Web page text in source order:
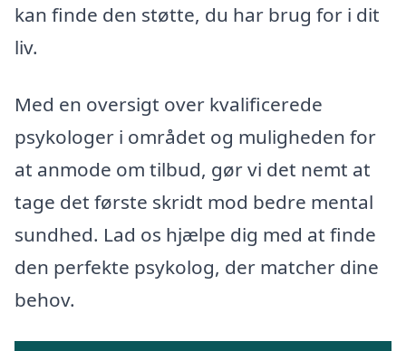
kan finde den støtte, du har brug for i dit
liv.
Med en oversigt over kvalificerede
psykologer i området og muligheden for
at anmode om tilbud, gør vi det nemt at
tage det første skridt mod bedre mental
sundhed. Lad os hjælpe dig med at finde
den perfekte psykolog, der matcher dine
behov.